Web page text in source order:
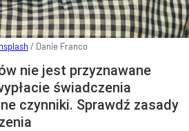
/ Danie Franco
nie jest przyznawane
świadczenia
czynniki. Sprawdź zasady